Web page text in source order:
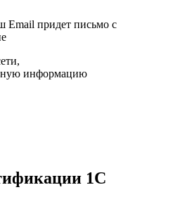
Email придет письмо с
информацию
1С